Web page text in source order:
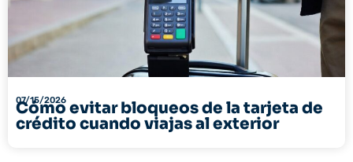
07/15/2026
Cómo evitar bloqueos de la tarjeta de
crédito cuando viajas al exterior